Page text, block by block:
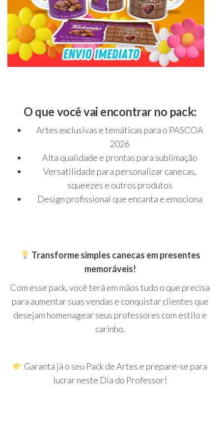
O que você vai encontrar no pack:
Artes exclusivas e temáticas para o PASCOA
2026
Alta qualidade e prontas para sublimação
Versatilidade para personalizar canecas,
squeezes e outros produtos
Design profissional que encanta e emociona
Transforme simples canecas em presentes
memoráveis!
Com esse pack, você terá em mãos tudo o que precisa
para aumentar suas vendas e conquistar clientes que
desejam homenagear seus professores com estilo e
carinho.
Garanta já o seu Pack de Artes e prepare-se para
lucrar neste Dia do Professor!